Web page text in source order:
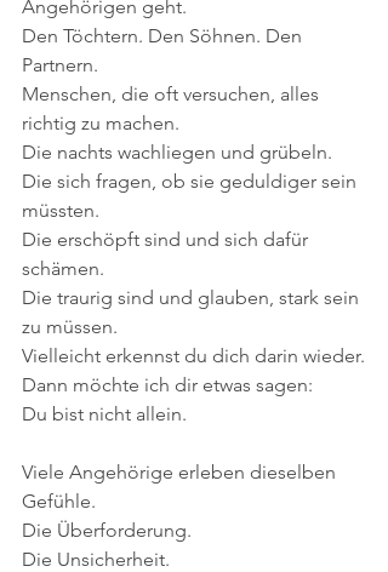
Angehörigen geht.
Den Töchtern. Den Söhnen. Den
Partnern.
Menschen, die oft versuchen, alles
richtig zu machen.
Die nachts wachliegen und grübeln.
Die sich fragen, ob sie geduldiger sein
müssten.
Die erschöpft sind und sich dafür
schämen.
Die traurig sind und glauben, stark sein
zu müssen.
Vielleicht erkennst du dich darin wieder.
Dann möchte ich dir etwas sagen:
Du bist nicht allein.
Viele Angehörige erleben dieselben
Gefühle.
Die Überforderung.
Die Unsicherheit.